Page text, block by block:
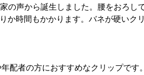
の声から誕生しました。腰をおろし
か時間もかかります。バネが硬いク
配者の方におすすめなクリップです